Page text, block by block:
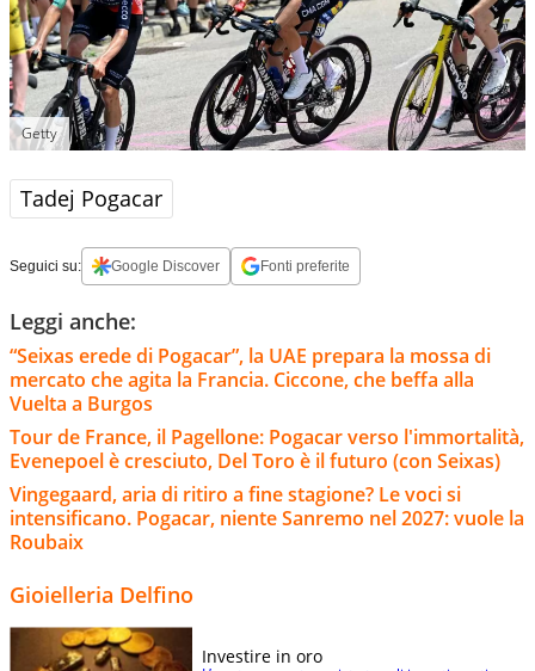
Getty
Tadej Pogacar
Seguici su: Google Discover Fonti preferite
Leggi anche:
“Seixas erede di Pogacar”, la UAE prepara la mossa di
mercato che agita la Francia. Ciccone, che beffa alla
Vuelta a Burgos
Tour de France, il Pagellone: Pogacar verso l'immortalità,
Evenepoel è cresciuto, Del Toro è il futuro (con Seixas)
Vingegaard, aria di ritiro a fine stagione? Le voci si
intensificano. Pogacar, niente Sanremo nel 2027: vuole la
Roubaix
Gioielleria Delfino
Investire in oro